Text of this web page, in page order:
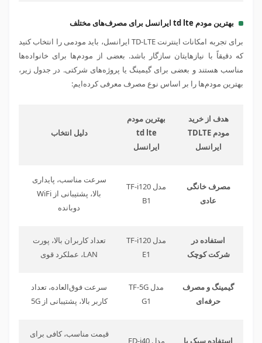
بهترین مودم td lte ایرانسل برای مصرف‌های مختلف
برای تجربه امکانات اینترنت TD-LTE ایرانسل، باید مودمی را انتخاب کنید
که دقیقاً با نیازهایتان سازگار باشد. بعضی از مودم‌ها برای خانواده‌ها
مناسب هستند و بعضی برای گیمینگ یا پروژه‌های شرکتی. در جدول زیر،
بهترین مودم‌ها را بر اساس نوع مصرف معرفی کرده‌ایم:
هدف از خرید
مودمTDLTE
ایرانسل
بهترین مودم
td lte
ایرانسل
دلیل انتخاب
مصرف خانگی
عادی
مدل TF-i120
B1
سرعت مناسب، پایداری
بالا، پشتیبانی از WiFi
دوبانده
استفاده در
شرکت کوچک
مدل TF-i120
E1
تعداد کاربران بالا، پورت
LAN، عملکرد قوی
گیمینگ و مصرف
حرفه‌ای
مدل TF-5G
G1
سرعت فوق‌العاده، تعداد
کاربر بالا، پشتیبانی از 5G
استفاده سبک یا مدل FD-i40
قیمت مناسب، کافی برای